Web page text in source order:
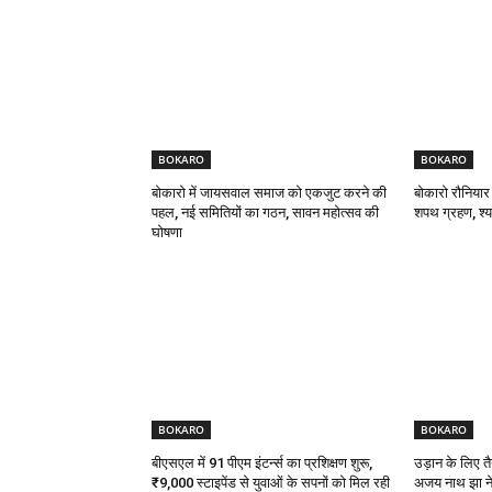
BOKARO
बोकारो में जायसवाल समाज को एकजुट करने की
पहल, नई समितियों का गठन, सावन महोत्सव की
घोषणा
BOKARO
बोकारो
शपथ ग्रहण,
BOKARO
बीएसएल में 91 पीएम इंटर्न्स का प्रशिक्षण शुरू,
₹9,000 स्टाइपेंड से युवाओं के सपनों को मिल रही
BOKARO
उड़ान के लिए
अजय नाथ झा ने